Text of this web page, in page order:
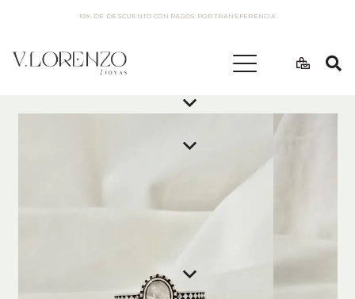
10% DE DESCUENTO CON PAGOS POR TRANSFERENCIA